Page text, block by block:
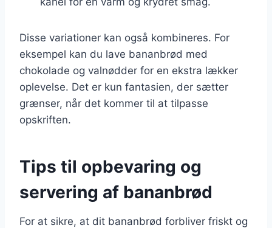
Disse variationer kan også kombineres. For
eksempel kan du lave bananbrød med
chokolade og valnødder for en ekstra lækker
oplevelse. Det er kun fantasien, der sætter
grænser, når det kommer til at tilpasse
opskriften.
Tips til opbevaring og
servering af bananbrød
For at sikre, at dit bananbrød forbliver friskt og